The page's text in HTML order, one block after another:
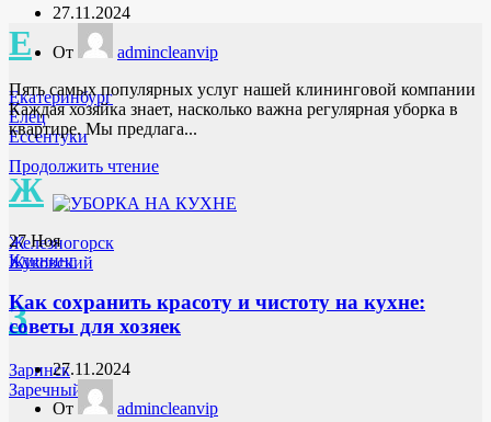
Е
Екатеринбург
Елец
Ессентуки
Ж
Железногорск
Жуковский
З
Заринск
Заречный
27.11.2024
От
admincleanvip
Пять самых популярных услуг нашей клининговой компании
Каждая хозяйка знает, насколько важна регулярная уборка в
квартире. Мы предлага...
Продолжить чтение
27Ноя
Клининг
Как сохранить красоту и чистоту на кухне:
советы для хозяек
27.11.2024
От
admincleanvip